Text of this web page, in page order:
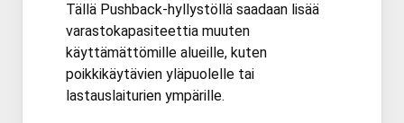
Tällä Pushback-hyllystöllä saadaan lisää
varastokapasiteettia muuten
käyttämättömille alueille, kuten
poikkikäytävien yläpuolelle tai
lastauslaiturien ympärille.